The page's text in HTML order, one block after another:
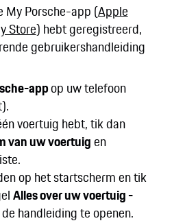
My Porsche-app (Apple
Store) hebt geregistreerd,
gebruikershandleiding
appop uw telefoon
voertuig hebt, tik dan
van uw voertuigen
op het startscherm en tik
Alles over uw voertuig -
handleiding te openen.